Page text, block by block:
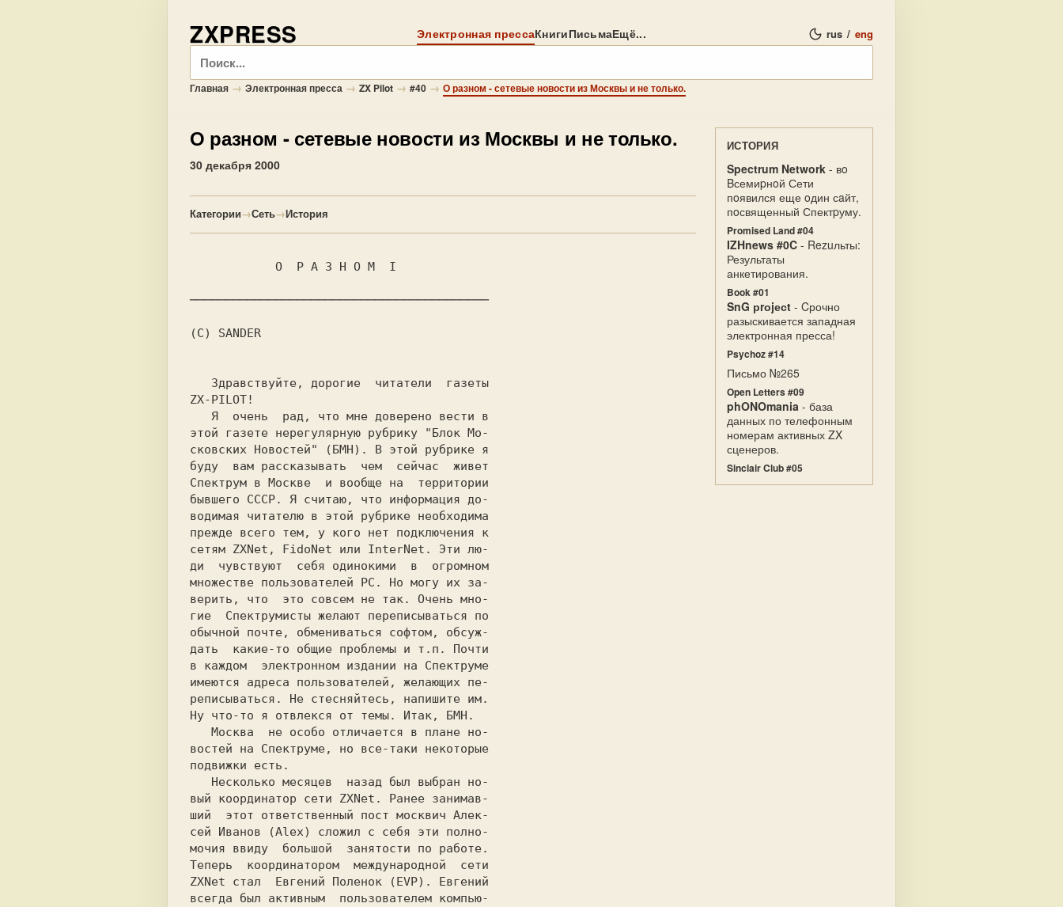
ZXPRESS Электронная прессаКнигиПисьмаЕщё... rus / eng
Поиск
Главная → Электронная пресса → ZX Pilot → #40 → О разном - сетевые новости из Москвы и не только.
О разном - сетевые новости из Москвы и не только.
30 декабря 2000
Категории→Сеть→История
──────────────────────────────────────────
(C) SANDER
ZX-PILOT!
этой газете нерегулярную рубрику "Блок Мо-
сковских Новостей" (БМН). В этой рубрике я
буду  вам рассказывать  чем  сейчас  живет
Спектрум в Москве  и вообще на  территории
бывшего СССР. Я считаю, что информация до-
водимая читателю в этой рубрике необходима
прежде всего тем, у кого нет подключения к
сетям ZXNet, FidoNet или InterNet. Эти лю-
ди  чувствуют  себя одинокими  в  огромном
множестве пользователей PC. Но могу их за-
верить, что  это совсем не так. Очень мно-
гие  Спектрумисты желают переписываться по
обычной почте, обмениваться софтом, обсуж-
дать  какие-то общие проблемы и т.п. Почти
в каждом  электронном издании на Спектруме
имеются адреса пользователей, желающих пе-
реписываться. Не стесняйтесь, напишите им.
Ну что-то я отвлекся от темы. Итак, БМН.
востей на Спектруме, но все-таки некоторые
подвижки есть.
вый координатор сети ZXNet. Ранее занимав-
ший  этот ответственный пост москвич Алек-
сей Иванов (Alex) сложил с себя эти полно-
мочия ввиду  большой  занятости по работе.
Теперь  координатором  международной  сети
ZXNet стал  Евгений Поленок (EVP). Евгений
всегда был активным  пользователем компью-
ИСТОРИЯ
Spectrum Network - вo
Bсемиpнoй Сети
пoявился еще oдин сaйт,
пoсвященный Спектpуму.
Promised Land #04
IZHnews #0C - Rezuльты:
Результаты
анкетирования.
Book #01
SnG рrоjесt - Cрочно
разыскивается западная
электронная пресса!
Psychoz #14
Письмо №265
Open Letters #09
phONOmania - база
данных по телефонным
номерам активных ZX
сценеров.
Sinclair Club #05